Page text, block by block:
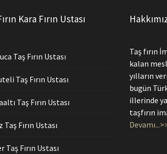
Kara Fırın Ustası
Taş Fırın Ustası
Taş Fırın Ustası
Taş Fırın Ustası
Taş Fırın Ustası
Taş Fırın Ustası
Taş fırın
kalan
yılların
bugün
illerinde
taşfırın